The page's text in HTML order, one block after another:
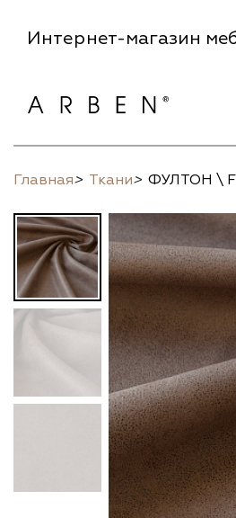
Интернет-магазин
Главная> Ткани> ФУЛТОН \